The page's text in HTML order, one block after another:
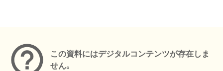
この資料にはデジタルコンテンツが存在しま
せん。